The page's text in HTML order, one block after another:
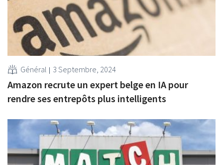
Général 3 Septembre, 2024
Amazon recrute un expert belge en IA pour
rendre ses entrepôts plus intelligents